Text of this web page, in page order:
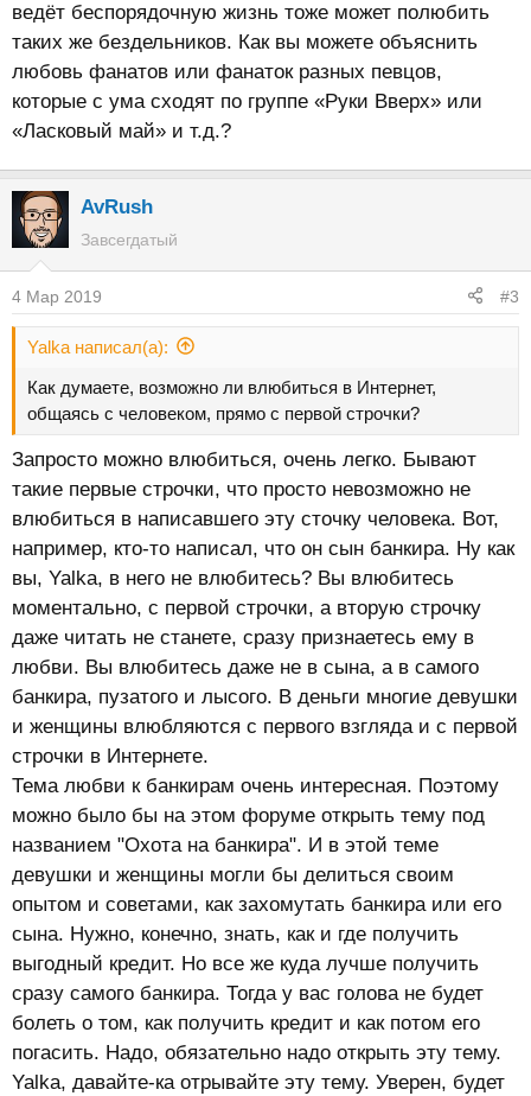
ведёт беспорядочную жизнь тоже может полюбить
таких же бездельников. Как вы можете объяснить
любовь фанатов или фанаток разных певцов,
которые с ума сходят по группе «Руки Вверх» или
«Ласковый май» и т.д.?
AvRush
Завсегдатый
4 Мар 2019 #3
Yalka написал(а):
Как думаете, возможно ли влюбиться в Интернет,
общаясь с человеком, прямо с первой строчки?
Запросто можно влюбиться, очень легко. Бывают
такие первые строчки, что просто невозможно не
влюбиться в написавшего эту сточку человека. Вот,
например, кто-то написал, что он сын банкира. Ну как
вы, Yalka, в него не влюбитесь? Вы влюбитесь
моментально, с первой строчки, а вторую строчку
даже читать не станете, сразу признаетесь ему в
любви. Вы влюбитесь даже не в сына, а в самого
банкира, пузатого и лысого. В деньги многие девушки
и женщины влюбляются с первого взгляда и с первой
строчки в Интернете.
Тема любви к банкирам очень интересная. Поэтому
можно было бы на этом форуме открыть тему под
названием "Охота на банкира". И в этой теме
девушки и женщины могли бы делиться своим
опытом и советами, как захомутать банкира или его
сына. Нужно, конечно, знать, как и где получить
выгодный кредит. Но все же куда лучше получить
сразу самого банкира. Тогда у вас голова не будет
болеть о том, как получить кредит и как потом его
погасить. Надо, обязательно надо открыть эту тему.
Yalka, давайте-ка отрывайте эту тему. Уверен, будет